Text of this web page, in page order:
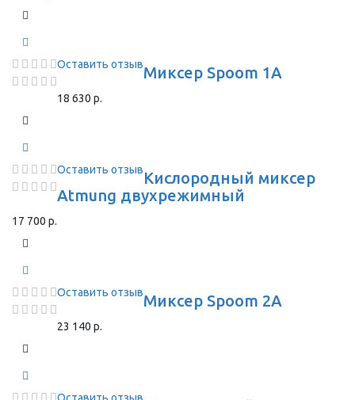
Оставить отзывМиксер Spoom 1A
18 630 р.
Оставить отзывКислородный миксер
Atmung двухрежимный
17 700 р.
Оставить отзывМиксер Spoom 2A
23 140 р.